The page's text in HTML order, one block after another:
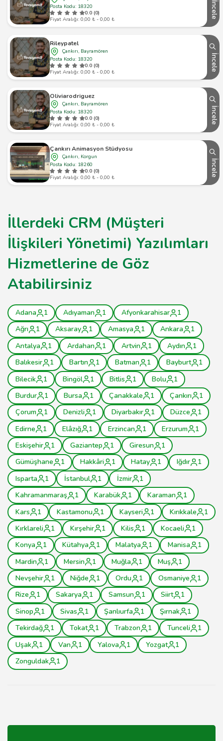
Posta Kodu: 18320
0.0 (0)
Fiyat Aralığı: 0,00 ₺ - 0,00 ₺
İncele
Rileypatel
Çankırı, Bayramören
Posta Kodu: 18320
0.0 (0)
Fiyat Aralığı: 0,00 ₺ - 0,00 ₺
İncele
Oliviarodriguez
Çankırı, Bayramören
Posta Kodu: 18320
0.0 (0)
Fiyat Aralığı: 0,00 ₺ - 0,00 ₺
İncele
Çankırı Animasyon Stüdyosu
Çankırı, Korgun
Posta Kodu: 18260
0.0 (0)
Fiyat Aralığı: 0,00 ₺ - 0,00 ₺
İncele
İllerdeki CRM (Müşteri
İlişkileri Yönetimi) Yazılımları
Hizmetlerine de Göz
Atabilirsiniz
Adana 1 Adıyaman 1 Afyonkarahisar
1
Ağrı
1 Aksaray 1 Amasya 1 Ankara
1
Antalya
1 Ardahan 1 Artvin 1 Aydın
1
Balıkesir
1 Bartın 1 Batman 1 Bayburt
1
Bilecik
1 Bingöl 1 Bitlis 1 Bolu
1
Burdur
1 Bursa 1 Çanakkale 1 Çankırı
1
Çorum
1 Denizli 1 Diyarbakır 1 Düzce
1
Edirne
1 Elâzığ 1 Erzincan 1 Erzurum
1
Eskişehir
1 Gaziantep 1 Giresun
1
Gümüşhane
1 Hakkâri 1 Hatay 1 Iğdır
1
Isparta
1 İstanbul 1 İzmir
1
Kahramanmaraş
1 Karabük 1 Karaman
1
Kars
1 Kastamonu 1 Kayseri 1 Kırıkkale
1
Kırklareli
1 Kırşehir 1 Kilis 1 Kocaeli
1
Konya
1 Kütahya 1 Malatya 1 Manisa
1
Mardin
1 Mersin 1 Muğla 1 Muş
1
Nevşehir
1 Niğde 1 Ordu 1 Osmaniye
1
Rize
1 Sakarya 1 Samsun 1 Siirt
1
Sinop
1 Sivas 1 Şanlıurfa 1 Şırnak
1
Tekirdağ
1 Tokat 1 Trabzon 1 Tunceli
1
Uşak
1 Van 1 Yalova 1 Yozgat
1
Zonguldak
1